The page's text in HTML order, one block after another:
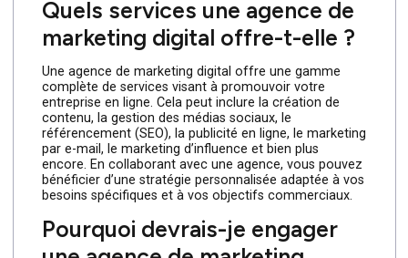
le monde numérique d’aujourd’hui et de demain.
Tout ce que vous devez
savoir sur les agences de
marketing digital
Les agences de marketing digital jouent un rôle
essentiel dans le succès des entreprises dans le
monde numérique d’aujourd’hui. Pour vous aider à
avantages, voici une FAQ répondant à trois questions
courantes sur les agences de marketing digital :